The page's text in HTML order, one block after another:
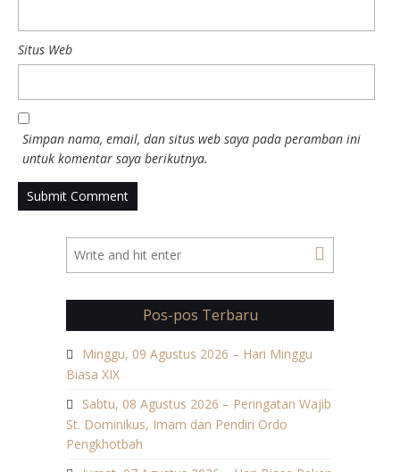
Situs Web
Simpan nama, email, dan situs web saya pada peramban ini
untuk komentar saya berikutnya.
Pos-pos Terbaru
Minggu, 09 Agustus 2026 – Hari Minggu
Biasa XIX
Sabtu, 08 Agustus 2026 – Peringatan Wajib
St. Dominikus, Imam dan Pendiri Ordo
Pengkhotbah